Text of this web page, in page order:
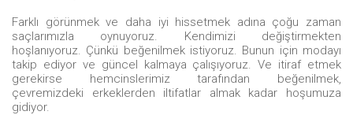
Farklı görünmek ve daha iyi hissetmek adına çoğu zaman
saçlarımızla oynuyoruz. Kendimizi değiştirmekten
hoşlanıyoruz. Çünkü beğenilmek istiyoruz. Bunun için modayı
takip ediyor ve güncel kalmaya çalışıyoruz. Ve itiraf etmek
gerekirse hemcinslerimiz tarafından beğenilmek,
çevremizdeki erkeklerden iltifatlar almak kadar hoşumuza
gidiyor.